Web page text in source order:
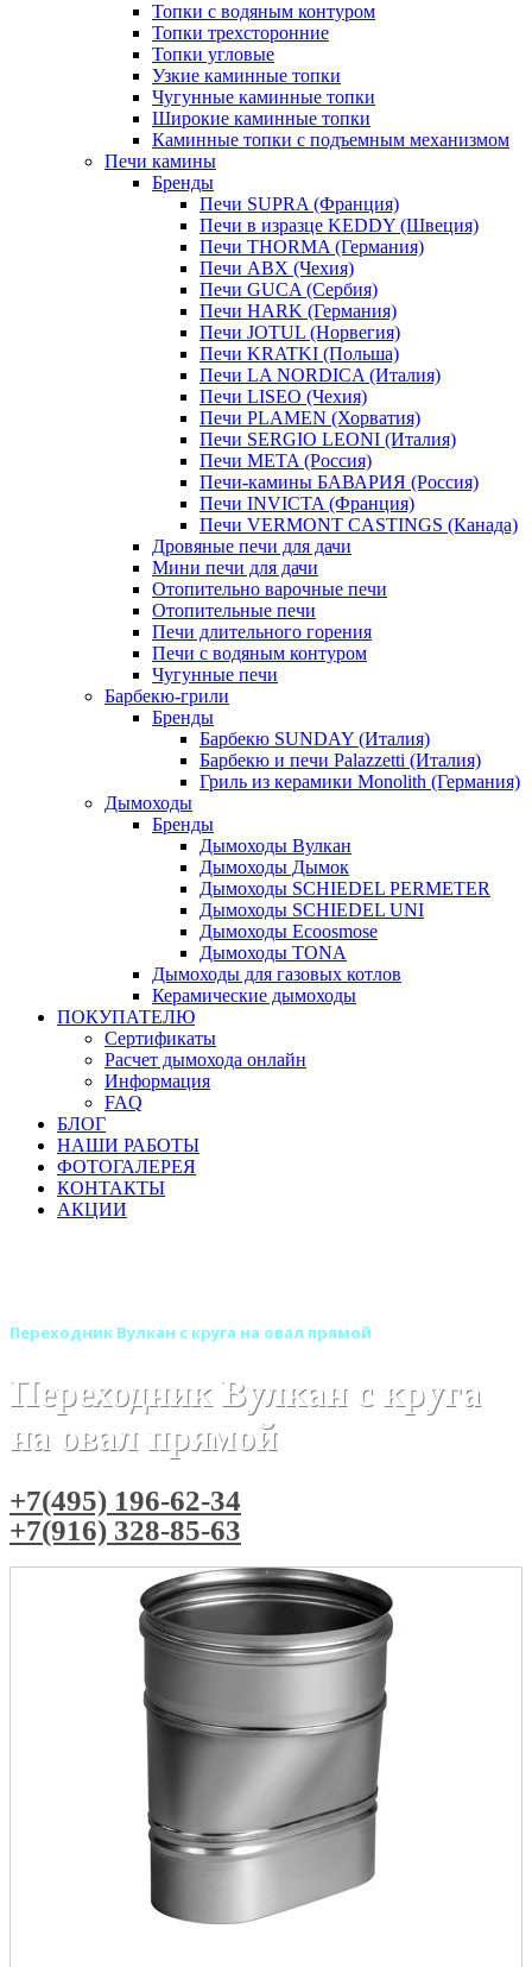
Топки с водяным контуром
Топки трехсторонние
Топки угловые
Узкие каминные топки
Чугунные каминные топки
Широкие каминные топки
Каминные топки с подъемным механизмом
Печи камины
Бренды
Печи SUPRA (Франция)
Печи в изразце KEDDY (Швеция)
Печи THORMA (Германия)
Печи ABX (Чехия)
Печи GUCA (Сербия)
Печи HARK (Германия)
Печи JOTUL (Норвегия)
Печи KRATKI (Польша)
Печи LA NORDICA (Италия)
Печи LISEO (Чехия)
Печи PLAMEN (Хорватия)
Печи SERGIO LEONI (Италия)
Печи META (Россия)
Печи-камины БАВАРИЯ (Россия)
Печи INVICTA (Франция)
Печи VERMONT CASTINGS (Канада)
Дровяные печи для дачи
Мини печи для дачи
Отопительно варочные печи
Отопительные печи
Печи длительного горения
Печи с водяным контуром
Чугунные печи
Барбекю-грили
Бренды
Барбекю SUNDAY (Италия)
Барбекю и печи Palazzetti (Италия)
Гриль из керамики Monolith (Германия)
Дымоходы
Бренды
Дымоходы Вулкан
Дымоходы Дымок
Дымоходы SCHIEDEL PERMETER
Дымоходы SCHIEDEL UNI
Дымоходы Ecoosmose
Дымоходы TONA
Дымоходы для газовых котлов
Керамические дымоходы
ПОКУПАТЕЛЮ
Сертификаты
Расчет дымохода онлайн
Информация
FAQ
БЛОГ
НАШИ РАБОТЫ
ФОТОГАЛЕРЕЯ
КОНТАКТЫ
АКЦИИ
Переходник Вулкан с круга на овал прямой
Переходник Вулкан с круга
на овал прямой
+7(495) 196-62-34
+7(916) 328-85-63